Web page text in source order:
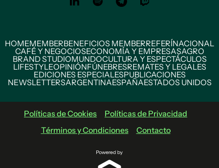
HOMEMEMBERBENEFICIOS MEMBERREFERÍNACIONAL
CAFÉ Y NEGOCIOSECONOMÍA Y EMPRESASAGRO
BRAND STUDIOMUNDOCULTURA Y ESPECTÁCULOS
LIFESTYLEOPINIÓNFÚNEBRESREMATES Y LEGALES
EDICIONES ESPECIALESPUBLICACIONES
NEWSLETTERSARGENTINAESPAÑAESTADOS UNIDOS
Políticas de Cookies
Políticas de Privacidad
Términos y Condiciones
Contacto